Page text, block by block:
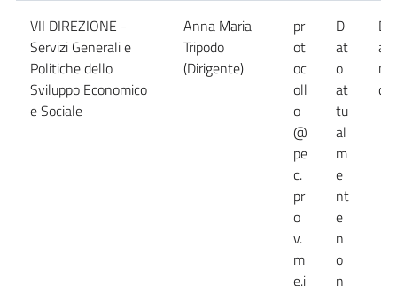
VII DIREZIONE -
Servizi Generali e
Politiche dello
Sviluppo Economico
e Sociale
Anna Maria
Tripodo
(Dirigente)
pr
ot
oc
oll
o
@
pe
c.
pr
o
v.
m
e.i
D
at
o
at
tu
al
m
e
nt
e
n
o
n